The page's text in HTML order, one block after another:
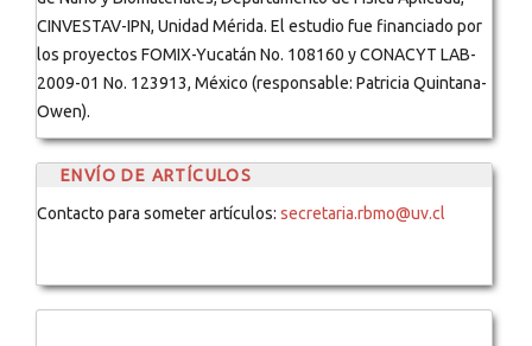
CINVESTAV-IPN, Unidad Mérida. El estudio fue financiado por
los proyectos FOMIX-Yucatán No. 108160 y CONACYT LAB-
2009-01 No. 123913, México (responsable: Patricia Quintana-
Owen).
ENVÍO DE ARTÍCULOS
Contacto para someter artículos: secretaria.rbmo@uv.cl